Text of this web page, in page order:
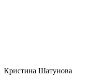
Кристина Шатунова